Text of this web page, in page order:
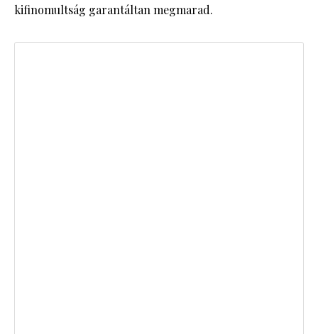
kifinomultság garantáltan megmarad.